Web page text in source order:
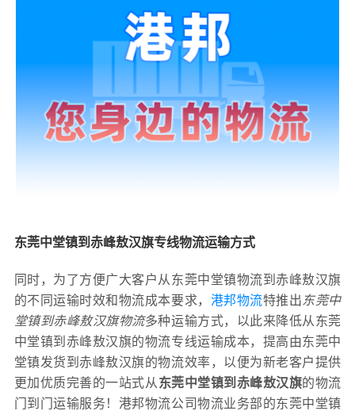
东莞中堂镇到赤峰敖汉旗专线物流运输方式
同时，为了方便广大客户从东莞中堂镇物流到赤峰敖汉旗
的不同运输时效和物流成本要求， 港邦物流特推出东莞中
堂镇到赤峰敖汉旗物流多种运输方式，以此来降低从东莞
中堂镇到赤峰敖汉旗的物流专线运输成本，提高由东莞中
堂镇发货到赤峰敖汉旗的物流效率，以便为新老客户提供
更加优质完善的一站式从 东莞中堂镇到赤峰敖汉旗的物流
门到门运输服务！港邦物流公司物流业务部的东莞中堂镇